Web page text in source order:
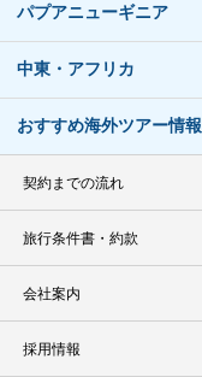
パプアニューギニア
中東・アフリカ
おすすめ海外ツアー情報
契約までの流れ
旅行条件書・約款
会社案内
採用情報